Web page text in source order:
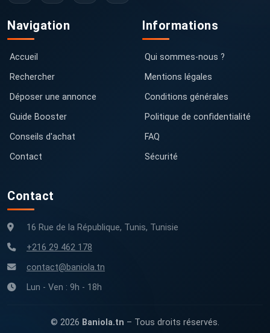
Navigation
Accueil
Rechercher
Déposer une annonce
Guide Booster
Conseils d'achat
Contact
Informations
Qui sommes-nous ?
Mentions légales
Conditions générales
Politique de confidentialité
FAQ
Sécurité
Contact
16 Rue de la République, Tunis, Tunisie
+216 29 462 178
contact@baniola.tn
Lun - Ven : 9h - 18h
© 2026 Baniola.tn – Tous droits réservés.